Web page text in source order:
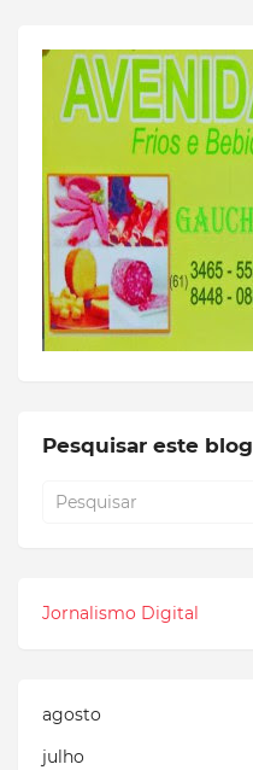
Pesquisar este blog
Jornalismo Digital
agosto
julho